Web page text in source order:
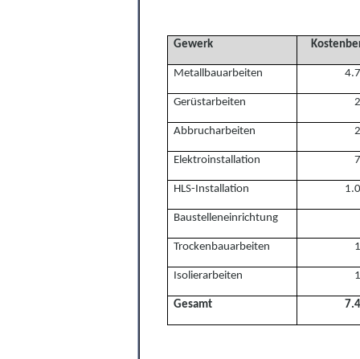
Gewerk
Metallbauarbeiten
Gerüstarbeiten
Abbrucharbeiten
Elektroinstallation
HLS-Installation
Baustelleneinrichtung
Trockenbauarbeiten
Isolierarbeiten
Gesamt